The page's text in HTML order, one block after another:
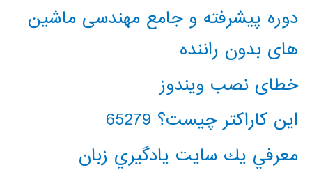
دوره پیشرفته و جامع مهندسی ماشین
های بدون راننده
خطای نصب ویندوز
این کاراکتر چیست؟ 65279
معرفي يك سايت يادگيري زبان